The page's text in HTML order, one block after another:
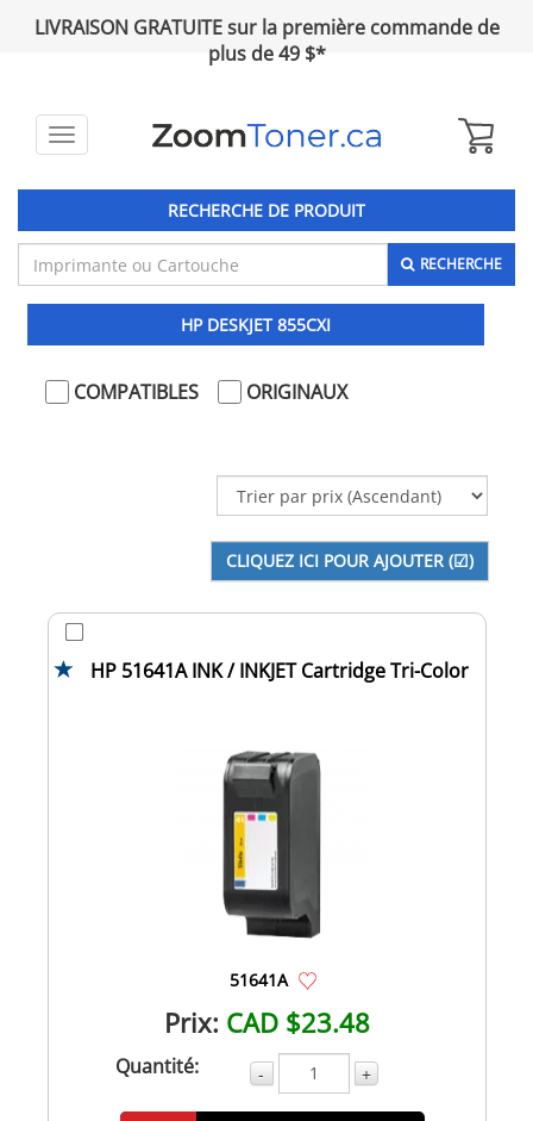
LIVRAISON GRATUITE sur la première commande de
plus de 49 $*
Toggle
RECHERCHE DE PRODUIT
RECHERCHE
HP DESKJET 855CXI
COMPATIBLES ORIGINAUX
HP 51641A INK / INKJET Cartridge Tri-Color
51641A
Prix: CAD $23.48
Quantité: - +